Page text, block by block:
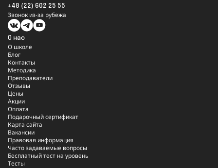
+48 (22) 602 25 55
Звонок из-за рубежа
О нас
О школе
Блог
Контакты
Методика
Преподаватели
Отзывы
Цены
Акции
Оплата
Подарочный сертификат
Карта сайта
Вакансии
Правовая информация
Часто задаваемые вопросы
Бесплатный тест на уровень
Тесты